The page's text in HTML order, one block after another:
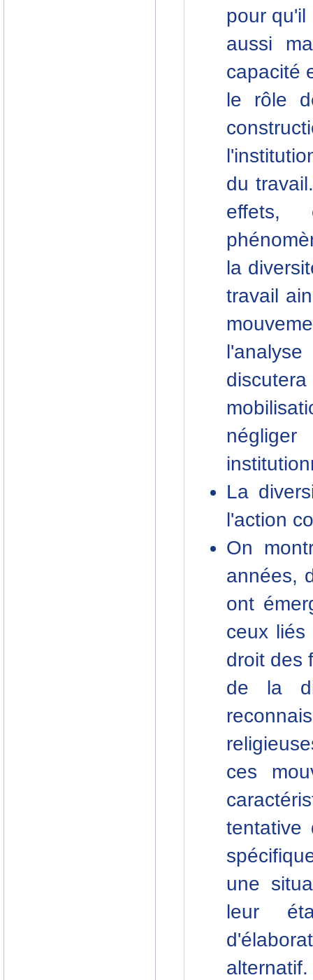
pour
aussi
capacité
le rôle
du
effets,
la
travail
La
l'action
On
années,
ont
ceux liés
droit des
de la
ces
tentative
une
leur